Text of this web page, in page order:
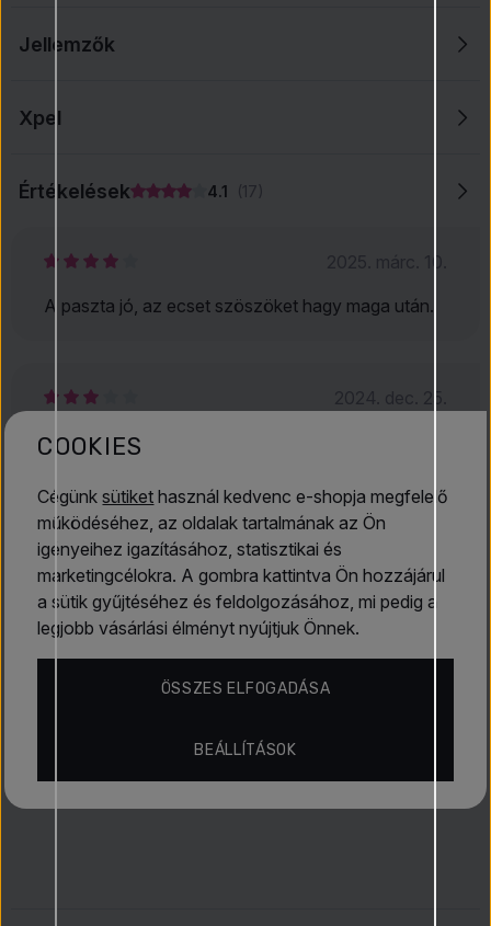
Jellemzők
Xpel
Értékelések 4.1 (17)
A paszta jó, az ecset szöszöket hagy maga után.
Még nem tudom értékelni.
Összetevők
Fogkrém 100 ml
Fogkefe
Tudj meg többet
COOKIES
Cégünksütiket használ kedvenc e-shopja megfelelő
működéséhez, az oldalak tartalmának az Ön
igényeihez igazításához, statisztikai és
marketingcélokra. A gombra kattintva Ön hozzájárul
a sütik gyűjtéséhez és feldolgozásához, mi pedig a
legjobb vásárlási élményt nyújtjuk Önnek.
BEÁLLÍTÁSOK
ÖSSZES ELFOGADÁSA